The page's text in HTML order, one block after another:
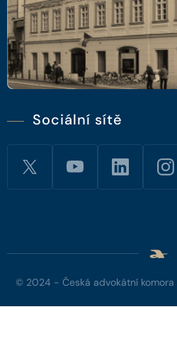
Sociální sítě
© 2024 - Česká advokátní